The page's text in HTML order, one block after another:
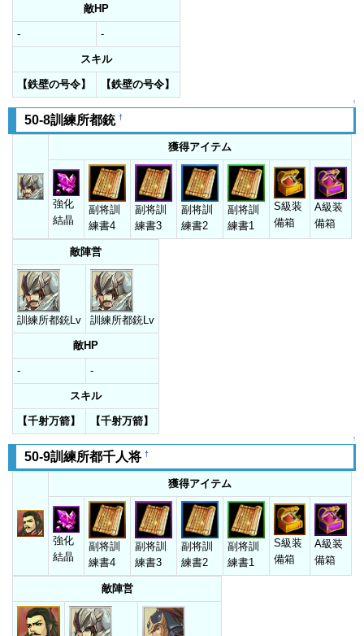
敵HP
- -
スキル
【鉄壁の号令】 【鉄壁の号令】
↑
50-8訓練所都銃 †
獲得アイテム
強化
結晶
副将訓
練書4
副将訓
練書3
副将訓
練書2
副将訓
練書1
S級装
備箱
A級装
備箱
敵陣営
訓練所都銃Lv 訓練所都銃Lv
敵HP
- -
スキル
【千射万箭】 【千射万箭】
↑
50-9訓練所都千人将 †
獲得アイテム
強化
結晶
副将訓
練書4
副将訓
練書3
副将訓
練書2
副将訓
練書1
S級装
備箱
A級装
備箱
敵陣営